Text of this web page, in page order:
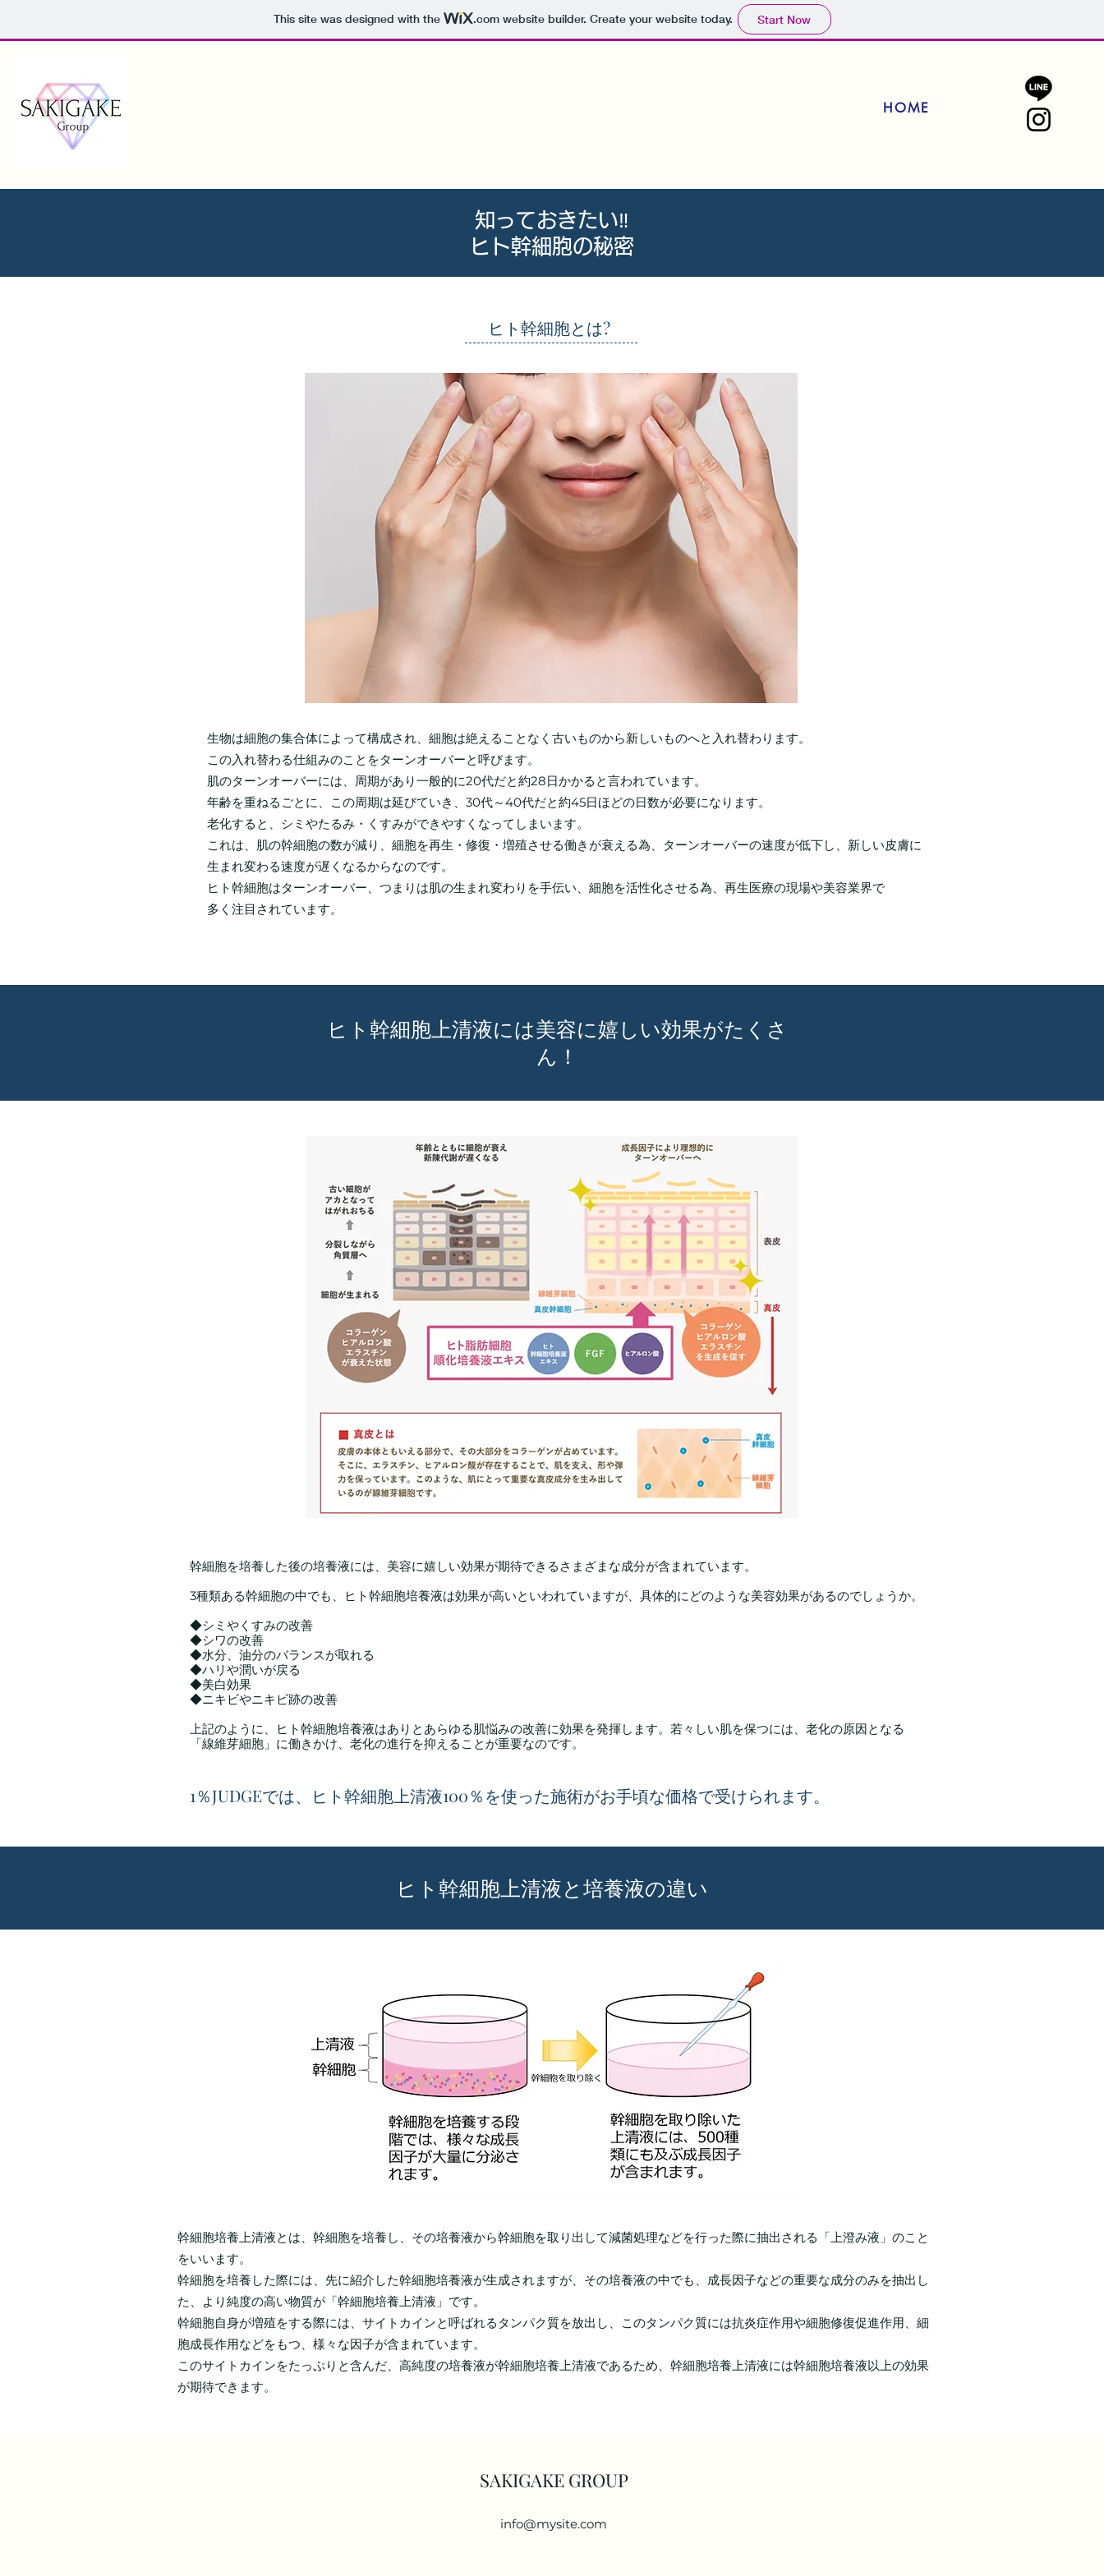
This site was designed with the .comwebsite builder. Create your website today. Start Now
HOME
知っておきたい‼︎
ヒト幹細胞の秘密
ヒト幹細胞とは?
生物は細胞の集合体によって構成され、細胞は絶えることなく古いものから新しいものへと入れ替わります。
この入れ替わる仕組みのことをターンオーバーと呼びます。
肌のターンオーバーには、周期があり一般的に20代だと約28日かかると言われています。
年齢を重ねるごとに、この周期は延びていき、30代～40代だと約45日ほどの日数が必要になります。
老化すると、シミやたるみ・くすみができやすくなってしまいます。
これは、肌の幹細胞の数が減り、細胞を再生・修復・増殖させる働きが衰える為、ターンオーバーの速度が低下し、新しい皮膚に
生まれ変わる速度が遅くなるからなのです。
ヒト幹細胞はターンオーバー、つまりは肌の生まれ変わりを手伝い、細胞を活性化させる為、再生医療の現場や美容業界で
多く注目されています。
ヒト幹細胞上清液には美容に嬉しい効果がたくさ
ん！
幹細胞を培養した後の培養液には、美容に嬉しい効果が期待できるさまざまな成分が含まれています。
3種類ある幹細胞の中でも、ヒト幹細胞培養液は効果が高いといわれていますが、具体的にどのような美容効果があるのでしょうか。
◆シミやくすみの改善
◆シワの改善
◆水分、油分のバランスが取れる
◆ハリや潤いが戻る
◆美白効果
◆ニキビやニキビ跡の改善
上記のように、ヒト幹細胞培養液はありとあらゆる肌悩みの改善に効果を発揮します。若々しい肌を保つには、老化の原因となる
「線維芽細胞」に働きかけ、老化の進行を抑えることが重要なのです。
1％JUDGEでは、ヒト幹細胞上清液100％を使った施術がお手頃な価格で受けられます。
ヒト幹細胞上清液と培養液の違い
幹細胞培養上清液とは、幹細胞を培養し、その培養液から幹細胞を取り出して減菌処理などを行った際に抽出される「上澄み液」のこと
をいいます。
幹細胞を培養した際には、先に紹介した幹細胞培養液が生成されますが、その培養液の中でも、成長因子などの重要な成分のみを抽出し
た、より純度の高い物質が「幹細胞培養上清液」です。
幹細胞自身が増殖をする際には、サイトカインと呼ばれるタンパク質を放出し、このタンパク質には抗炎症作用や細胞修復促進作用、細
胞成長作用などをもつ、様々な因子が含まれています。
このサイトカインをたっぷりと含んだ、高純度の培養液が幹細胞培養上清液であるため、幹細胞培養上清液には幹細胞培養液以上の効果
が期待できます。
SAKIGAKE GROUP
info@mysite.com